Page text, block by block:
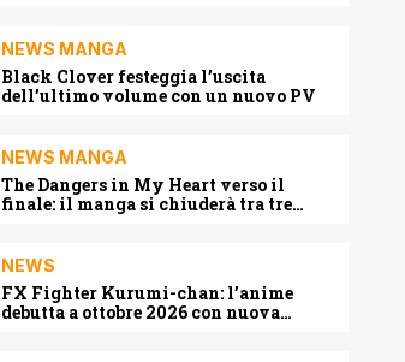
NEWS MANGA
Black Clover festeggia l’uscita
dell’ultimo volume con un nuovo PV
NEWS MANGA
The Dangers in My Heart verso il
finale: il manga si chiuderà tra tre
NEWS
FX Fighter Kurumi-chan: l’anime
debutta a ottobre 2026 con nuova